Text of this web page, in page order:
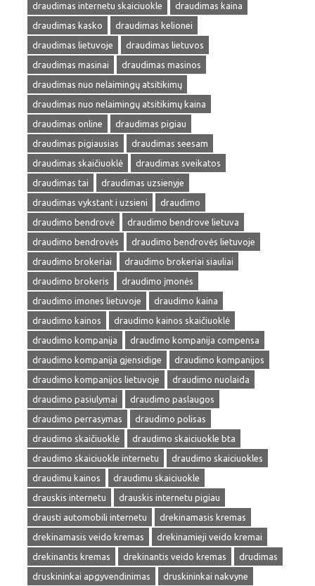
draudimas internetu skaiciuokle
draudimas kaina
draudimas kasko
draudimas kelionei
draudimas lietuvoje
draudimas lietuvos
draudimas masinai
draudimas masinos
draudimas nuo nelaimingų atsitikimų
draudimas nuo nelaimingų atsitikimų kaina
draudimas online
draudimas pigiau
draudimas pigiausias
draudimas seesam
draudimas skaičiuoklė
draudimas sveikatos
draudimas tai
draudimas uzsienyje
draudimas vykstant i uzsieni
draudimo
draudimo bendrovė
draudimo bendrove lietuva
draudimo bendrovės
draudimo bendrovės lietuvoje
draudimo brokeriai
draudimo brokeriai siauliai
draudimo brokeris
draudimo įmonės
draudimo imones lietuvoje
draudimo kaina
draudimo kainos
draudimo kainos skaičiuoklė
draudimo kompanija
draudimo kompanija compensa
draudimo kompanija gjensidige
draudimo kompanijos
draudimo kompanijos lietuvoje
draudimo nuolaida
draudimo pasiulymai
draudimo paslaugos
draudimo perrasymas
draudimo polisas
draudimo skaičiuoklė
draudimo skaiciuokle bta
draudimo skaiciuokle internetu
draudimo skaiciuokles
draudimu kainos
draudimu skaiciuokle
drauskis internetu
drauskis internetu pigiau
drausti automobili internetu
drekinamasis kremas
drekinamasis veido kremas
drekinamieji veido kremai
drekinantis kremas
drekinantis veido kremas
drudimas
druskininkai apgyvendinimas
druskininkai nakvyne